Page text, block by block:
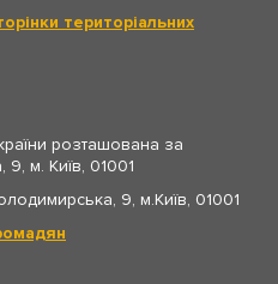
територіальних
розташована за
м. Київ, 01001
9, м.Київ, 01001